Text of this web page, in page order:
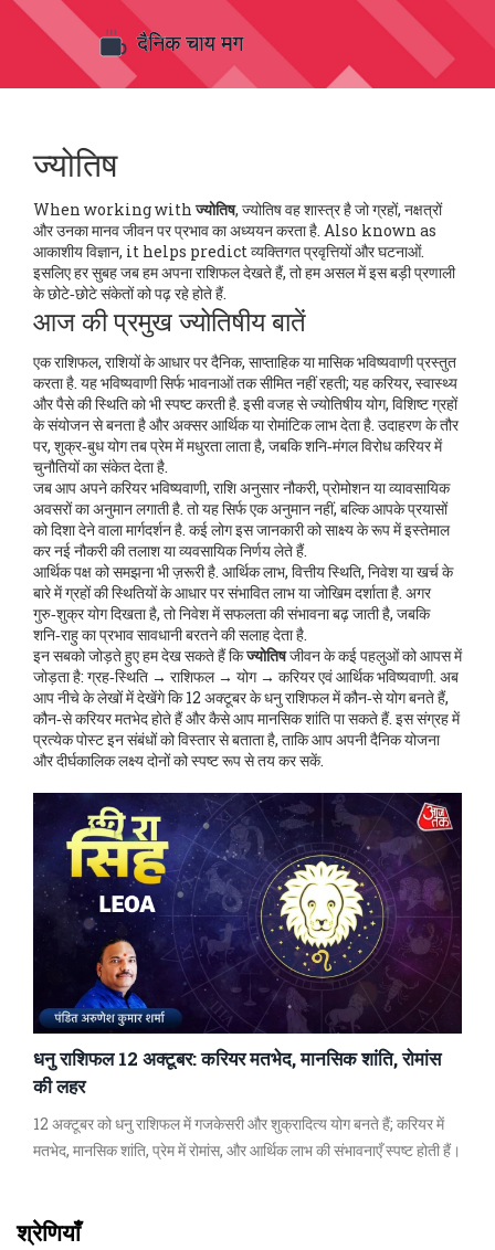
ज्योतिष
When working withज्योतिष, ज्योतिष वह शास्त्र है जो ग्रहों, नक्षत्रों
और उनका मानव जीवन पर प्रभाव का अध्ययन करता है. Also known as
आकाशीय विज्ञान, it helps predict व्यक्तिगत प्रवृत्तियों और घटनाओं.
इसलिए हर सुबह जब हम अपना राशिफल देखते हैं, तो हम असल में इस बड़ी प्रणाली
के छोटे‑छोटे संकेतों को पढ़ रहे होते हैं.
आज की प्रमुख ज्योतिषीय बातें
एकराशिफल, राशियों के आधार पर दैनिक, साप्ताहिक या मासिक भविष्यवाणी प्रस्तुत
करता है. यह भविष्यवाणी सिर्फ भावनाओं तक सीमित नहीं रहती; यह करियर, स्वास्थ्य
और पैसे की स्थिति को भी स्पष्ट करती है. इसी वजह सेज्योतिषीय योग, विशिष्ट ग्रहों
के संयोजन से बनता है और अक्सर आर्थिक या रोमांटिक लाभ देता है. उदाहरण के तौर
पर, शुक्र‑बुध योग तब प्रेम में मधुरता लाता है, जबकि शनि‑मंगल विरोध करियर में
चुनौतियों का संकेत देता है.
जब आप अपनेकरियर भविष्यवाणी, राशि अनुसार नौकरी, प्रोमोशन या व्यावसायिक
अवसरों का अनुमान लगाती है. तो यह सिर्फ एक अनुमान नहीं, बल्कि आपके प्रयासों
को दिशा देने वाला मार्गदर्शन है. कई लोग इस जानकारी को साक्ष्य के रूप में इस्तेमाल
कर नई नौकरी की तलाश या व्यवसायिक निर्णय लेते हैं.
आर्थिक पक्ष को समझना भी ज़रूरी है. आर्थिक लाभ, वित्तीय स्थिति, निवेश या खर्च के
बारे में ग्रहों की स्थितियों के आधार पर संभावित लाभ या जोखिम दर्शाता है. अगर
गुरु‑शुक्र योग दिखता है, तो निवेश में सफलता की संभावना बढ़ जाती है, जबकि
शनि‑राहु का प्रभाव सावधानी बरतने की सलाह देता है.
इन सबको जोड़ते हुए हम देख सकते हैं किज्योतिषजीवन के कई पहलुओं को आपस में
जोड़ता है: ग्रह‑स्थिति → राशिफल → योग → करियर एवं आर्थिक भविष्यवाणी. अब
आप नीचे के लेखों में देखेंगे कि 12 अक्टूबर के धनु राशिफल में कौन‑से योग बनते हैं,
कौन‑से करियर मतभेद होते हैं और कैसे आप मानसिक शांति पा सकते हैं. इस संग्रह में
प्रत्येक पोस्ट इन संबंधों को विस्तार से बताता है, ताकि आप अपनी दैनिक योजना
और दीर्घकालिक लक्ष्य दोनों को स्पष्ट रूप से तय कर सकें.
धनु राशिफल 12 अक्टूबर: करियर मतभेद, मानसिक शांति, रोमांस
की लहर
12 अक्टूबर को धनु राशिफल में गजकेसरी और शुक्रादित्य योग बनते हैं; करियर में
मतभेद, मानसिक शांति, प्रेम में रोमांस, और आर्थिक लाभ की संभावनाएँ स्पष्ट होती हैं।
श्रेणियाँ